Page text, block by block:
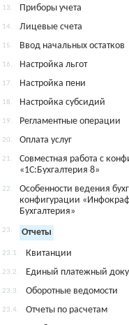
13. Приборы учета
14. Лицевые счета
15. Ввод начальных остатков
16. Настройка льгот
17. Настройка пени
18. Настройка субсидий
19. Регламентные операции
20. Оплата услуг
21.
Совместная работа с
«1С:Бухгалтерия 8»
22.
Особенности ведения
конфигурации
Бухгалтерия»
23. Отчеты
23.1. Квитанции
23.2. Единый платежный
23.3. Оборотные ведомости
23.4. Отчеты по расчетам